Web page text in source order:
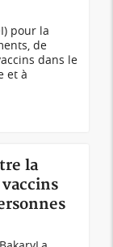
pour la
de
dans le
et à
la